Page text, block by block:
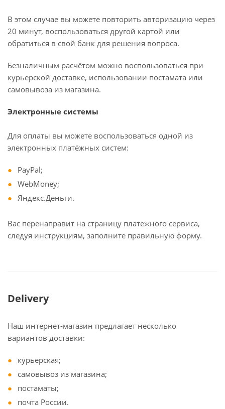
В этом случае вы можете повторить авторизацию через
20 минут, воспользоваться другой картой или
обратиться в свой банк для решения вопроса.
Безналичным расчётом можно воспользоваться при
курьерской доставке, использовании постамата или
самовывоза из магазина.
Электронные системы
Для оплаты вы можете воспользоваться одной из
электронных платёжных систем:
PayPal;
WebMoney;
Яндекс.Деньги.
Вас перенаправит на страницу платежного сервиса,
следуя инструкциям, заполните правильную форму.
Delivery
Наш интернет-магазин предлагает несколько
вариантов доставки:
курьерская;
самовывоз из магазина;
постаматы;
почта России.